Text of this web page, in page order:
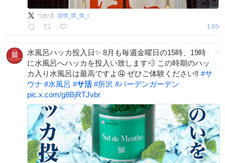
つかさ @ttt_ttt_ttt_i
1:05
水風呂ハッカ投入日✨ 8月も毎週金曜日の15時、19時
に水風呂へハッカを投入い致します💨 この時期のハッ
カ入り水風呂は最高ですよ🤤 ぜひご体験ください‼ #サ
ウナ #水風呂 #サ活 #所沢 #バーデンガーデン
pic.x.com/g8BjRTJvbr